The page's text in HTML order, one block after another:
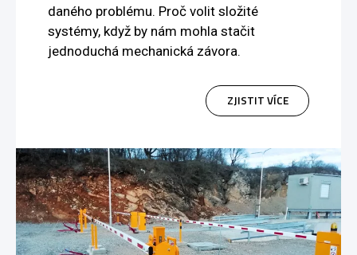
daného problému. Proč volit složité
systémy, když by nám mohla stačit
jednoduchá mechanická závora.
ZJISTIT VÍCE